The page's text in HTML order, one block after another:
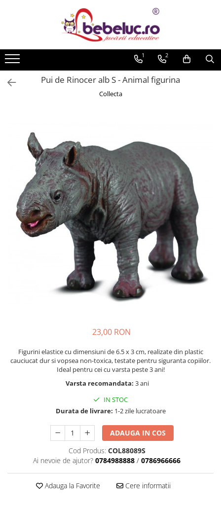
Toate Produsele
Jucarii pe varste
Jucarii educative
Set constructie copii
Seturi Experimente pentru copii
Organele Corpului Uman
Roboti de jucarie
Jucarii Creativitate
Lucru manual copii
Plastilina
Seturi de desen
Seturi de pictura pentru copii
Proiector pentru copii
Instrumente muzicale pentru copii
Bucatarii pentru copii
Banc de lucru pentru copii
Costum Halloween Copii
Papusi si Bebelusi Reborn
Animale de jucarie
Jucarii cu Dinozauri
Figurine cu animale domestice
Figurine plus
1 2
Pui de Rinocer alb S - Animal figurina
Collecta
23,00 RON
Figurini elastice cu dimensiuni de 6.5 x 3 cm, realizate din plastic
cauciucat dur si vopsea non-toxica, testate pentru siguranta copiilor.
Ideal pentru cei cu varsta peste 3 ani!
Varsta recomandata: 3 ani
IN STOC
Durata de livrare: 1-2 zile lucratoare
ADAUGA IN COS
Cod Produs: COL88089S
Ai nevoie de ajutor? 0784988888 / 0786966666
Adauga la Favorite Cere informatii